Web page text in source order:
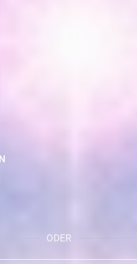
ODER